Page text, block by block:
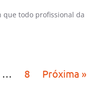
que todo profissional da
… 8 Próxima »